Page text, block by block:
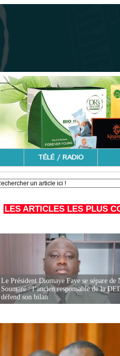
TÉLÉ / RADIO
LES ARTICLES LES PLUS
Le Président Diomaye Faye se sépare de
Soumaré : l’ancien responsable de la
défend son bilan